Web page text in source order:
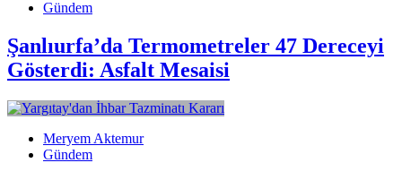
Gündem
Şanlıurfa’da Termometreler 47 Dereceyi
Gösterdi: Asfalt Mesaisi
Meryem Aktemur
Gündem